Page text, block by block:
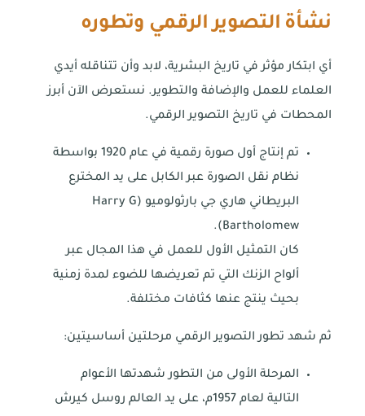
نشأة التصوير الرقمي وتطوره
أي ابتكار مؤثر في تاريخ البشرية، لابد وأن تتناقله أيدي
العلماء للعمل والإضافة والتطوير. نستعرض الآن أبرز
المحطات في تاريخ التصوير الرقمي.
تم إنتاج أول صورة رقمية في عام 1920 بواسطة
نظام نقل الصورة عبر الكابل على يد المخترع
البريطاني هاري جي بارثولوميو (Harry G
Bartholomew).
كان التمثيل الأول للعمل في هذا المجال عبر
ألواح الزنك التي تم تعريضها للضوء لمدة زمنية
بحيث ينتج عنها كثافات مختلفة.
ثم شهد تطور التصوير الرقمي مرحلتين أساسيتين:
المرحلة الأولى من التطور شهدتها الأعوام
التالية لعام 1957م، على يد العالم روسل كيرش